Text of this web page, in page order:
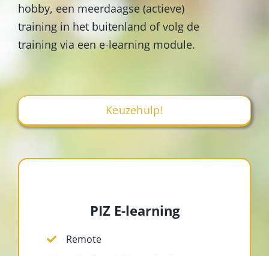
hobby, een meerdaagse (actieve)
training in het buitenland of volg de
training via een e-learning module.
Keuzehulp!
PIZ E-learning
Remote